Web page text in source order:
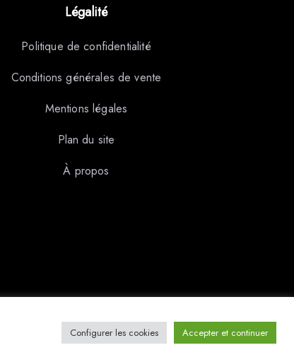
Légalité
Politique de confidentialité
Conditions générales de vente
Mentions légales
Plan du site
À propos
Configurer les cookies Accepter et continuer